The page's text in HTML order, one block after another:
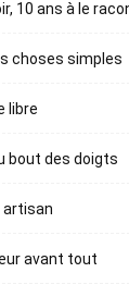
10 ans à le
choses simples
libre
bout des doigts
artisan
avant tout